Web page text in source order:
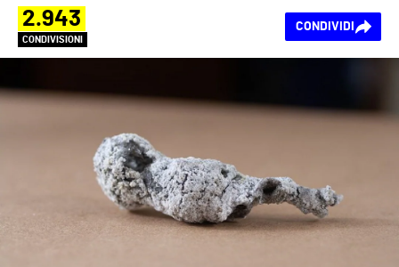
2.943
CONDIVISIONI
CONDIVIDI